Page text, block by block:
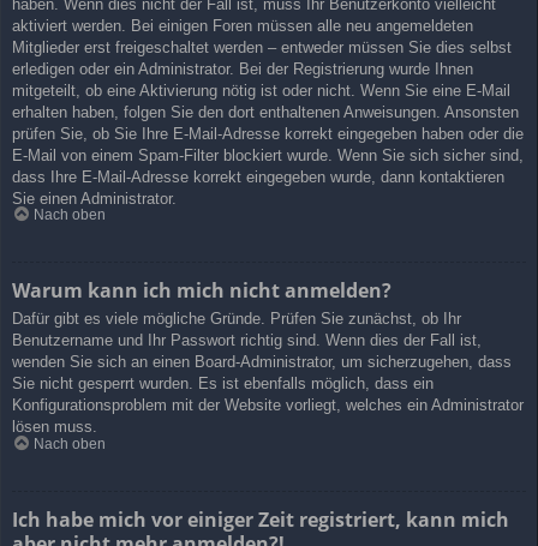
haben. Wenn dies nicht der Fall ist, muss Ihr Benutzerkonto vielleicht
aktiviert werden. Bei einigen Foren müssen alle neu angemeldeten
Mitglieder erst freigeschaltet werden – entweder müssen Sie dies selbst
erledigen oder ein Administrator. Bei der Registrierung wurde Ihnen
mitgeteilt, ob eine Aktivierung nötig ist oder nicht. Wenn Sie eine E-Mail
erhalten haben, folgen Sie den dort enthaltenen Anweisungen. Ansonsten
prüfen Sie, ob Sie Ihre E-Mail-Adresse korrekt eingegeben haben oder die
E-Mail von einem Spam-Filter blockiert wurde. Wenn Sie sich sicher sind,
dass Ihre E-Mail-Adresse korrekt eingegeben wurde, dann kontaktieren
Sie einen Administrator.
Nach oben
Warum kann ich mich nicht anmelden?
Dafür gibt es viele mögliche Gründe. Prüfen Sie zunächst, ob Ihr
Benutzername und Ihr Passwort richtig sind. Wenn dies der Fall ist,
wenden Sie sich an einen Board-Administrator, um sicherzugehen, dass
Sie nicht gesperrt wurden. Es ist ebenfalls möglich, dass ein
Konfigurationsproblem mit der Website vorliegt, welches ein Administrator
lösen muss.
Nach oben
Ich habe mich vor einiger Zeit registriert, kann mich